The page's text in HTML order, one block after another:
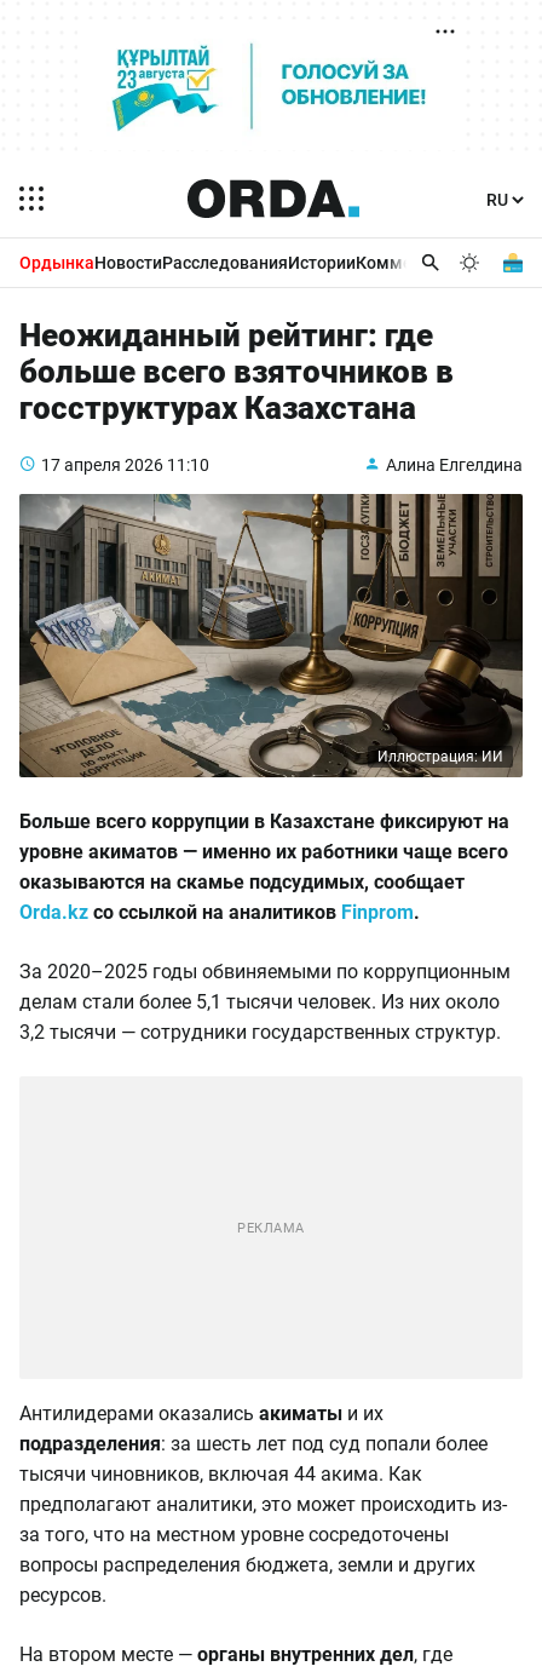
ОрдынкаНовостиРасследованияИсторииКомментарииБизнес
Неожиданный рейтинг: где
больше всего взяточников в
госструктурах Казахстана
17 апреля 2026 11:10 Алина Елгелдина
Иллюстрация: ИИ
Больше всего коррупции в Казахстане фиксируют на
уровне акиматов — именно их работники чаще всего
оказываются на скамье подсудимых, сообщает
Orda.kz со ссылкой на аналитиков Finprom.
За 2020–2025 годы обвиняемыми по коррупционным
делам стали более 5,1 тысячи человек. Из них около
3,2 тысячи — сотрудники государственных структур.
Антилидерами оказались акиматы и их
подразделения: за шесть лет под суд попали более
тысячи чиновников, включая 44 акима. Как
предполагают аналитики, это может происходить из-
за того, что на местном уровне сосредоточены
вопросы распределения бюджета, земли и других
ресурсов.
На втором месте — органы внутренних дел, где